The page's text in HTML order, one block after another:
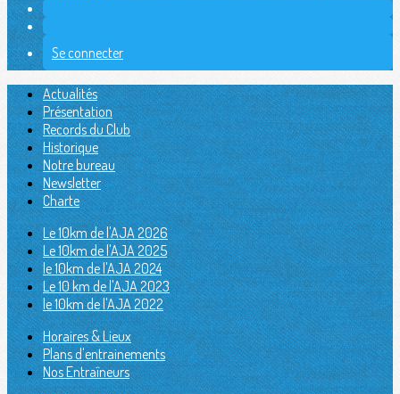
Se connecter
Actualités
Présentation
Records du Club
Historique
Notre bureau
Newsletter
Charte
Le 10km de l'AJA 2026
Le 10km de l'AJA 2025
le 10km de l'AJA 2024
Le 10 km de l'AJA 2023
le 10km de l'AJA 2022
Horaires & Lieux
Plans d'entrainements
Nos Entraîneurs